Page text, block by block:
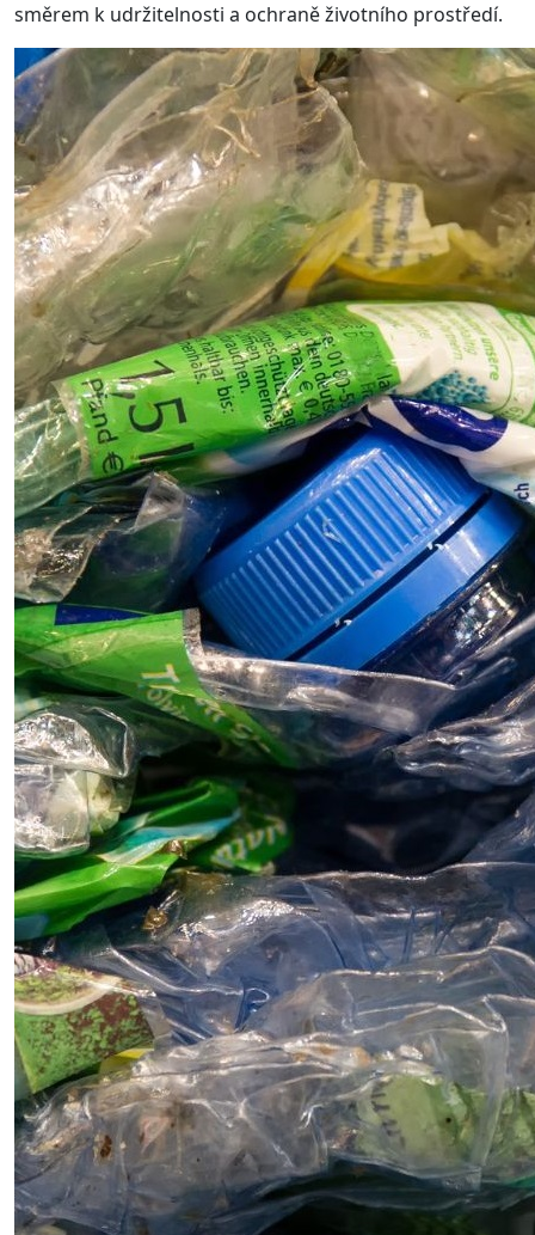
směrem k udržitelnosti a ochraně životního prostředí.